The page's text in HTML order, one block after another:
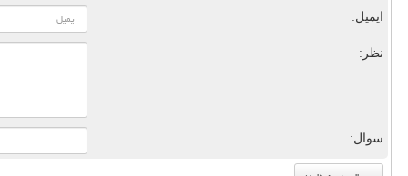
ایمیل:
نظر:
سوال: